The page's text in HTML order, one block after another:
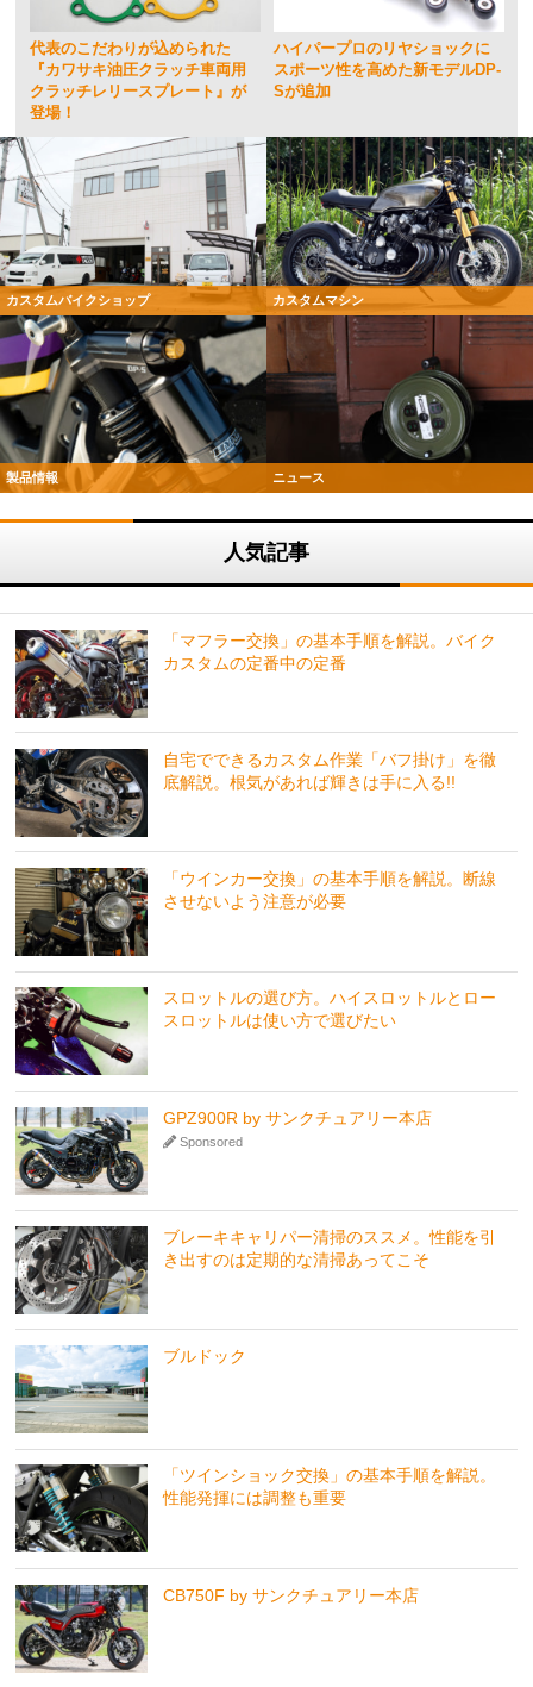
代表のこだわりが込められた
『カワサキ油圧クラッチ車両用
クラッチレリースプレート』が
登場！
ハイパープロのリヤショックに
スポーツ性を高めた新モデルDP-
Sが追加
カスタムバイクショップ カスタムマシン
製品情報 ニュース
人気記事
「マフラー交換」の基本手順を解説。バイク
カスタムの定番中の定番
自宅でできるカスタム作業「バフ掛け」を徹
底解説。根気があれば輝きは手に入る!!
「ウインカー交換」の基本手順を解説。断線
させないよう注意が必要
スロットルの選び方。ハイスロットルとロー
スロットルは使い方で選びたい
GPZ900R by サンクチュアリー本店
Sponsored
ブレーキキャリパー清掃のススメ。性能を引
き出すのは定期的な清掃あってこそ
ブルドック
「ツインショック交換」の基本手順を解説。
性能発揮には調整も重要
CB750F by サンクチュアリー本店